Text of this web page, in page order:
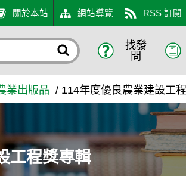
業知識入口網
關於本站 網站導覽 RSS 訂閱
找發
問
業出版品 114年度優良農業建設工
工程獎專輯